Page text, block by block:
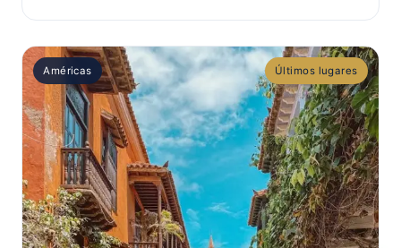
Américas Últimos lugares